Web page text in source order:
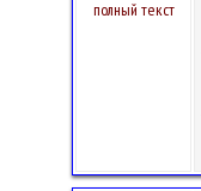
полный текст